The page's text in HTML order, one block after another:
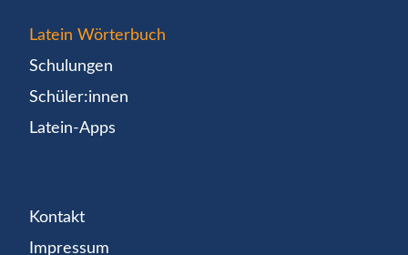
Latein Wörterbuch
Schulungen
Schüler:innen
Latein-Apps
Kontakt
Impressum